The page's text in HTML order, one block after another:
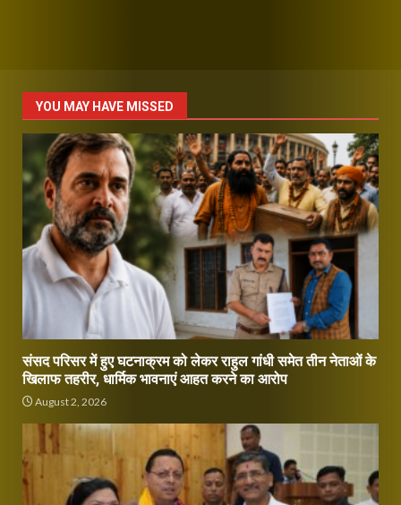
YOU MAY HAVE MISSED
संसद परिसर में हुए घटनाक्रम को लेकर राहुल गांधी समेत तीन नेताओं के
खिलाफ तहरीर, धार्मिक भावनाएं आहत करने का आरोप
August 2, 2026